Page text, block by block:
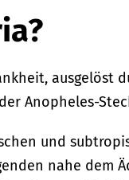
ausgelöst
Anopheles-
und
nahe dem